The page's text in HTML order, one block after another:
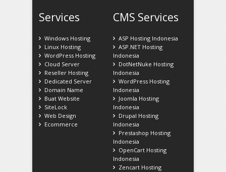
Services
Windows Hosting
Linux Hosting
WordPress Hosting
Cloud Server
Reseller Hosting
Dedicated Server
Domain Name
Buat Website
SiteLock
Web Design
Ecommerce
CMS Services
ASP Hosting Indonesia
ASP.NET Hosting
Indonesia
DotNetNuke Hosting
Indonesia
WordPress Hosting
Indonesia
Joomla Hosting
Indonesia
Drupal Hosting
Indonesia
Prestashop Hosting
Indonesia
OpenCart Hosting
Indonesia
Zencart Hosting